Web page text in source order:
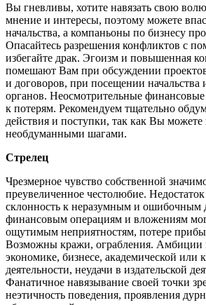
Вы гневливы, хотите навязать свою
мнение и интересы, поэтому можете
начальства, а компаньоны по бизнесу
Опасайтесь разрешения конфликтов с
избегайте драк. Эгоизм и повышенная
помешают Вам при обсуждении
и договоров, при посещении
органов. Неосмотрительные
к потерям. Рекомендуем тщательно
действия и поступки, так как Вы можете
необдуманными шагами.
Стрелец
Чрезмерное чувство собственной
преувеличенное честолюбие.
склонность к неразумным и ошибочным
финансовым операциям и вложениям
ощутимым неприятностям, потере
Возможны кражи, ограбления. Амбиции
экономике, бизнесе, академической или
деятельности, неудачи в издательской
Фанатичное навязывание своей точки
неэтичность поведения, проявления